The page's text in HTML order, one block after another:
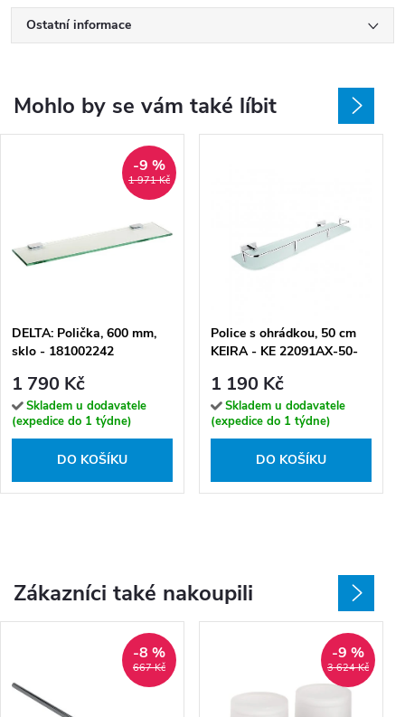
Ostatní informace
Mohlo by se vám také líbit
1 971 Kč
-9 %
DELTA: Polička, 600 mm,
sklo - 181002242
1 790 Kč
Skladem u dodavatele
(expedice do 1 týdne)
DO KOŠÍKU
Police s ohrádkou, 50 cm
KEIRA - KE 22091AX-50-
1 190 Kč
Skladem u dodavatele
(expedice do 1 týdne)
DO KOŠÍKU
Zákazníci také nakoupili
667 Kč
-8 %
3 624 Kč
-9 %